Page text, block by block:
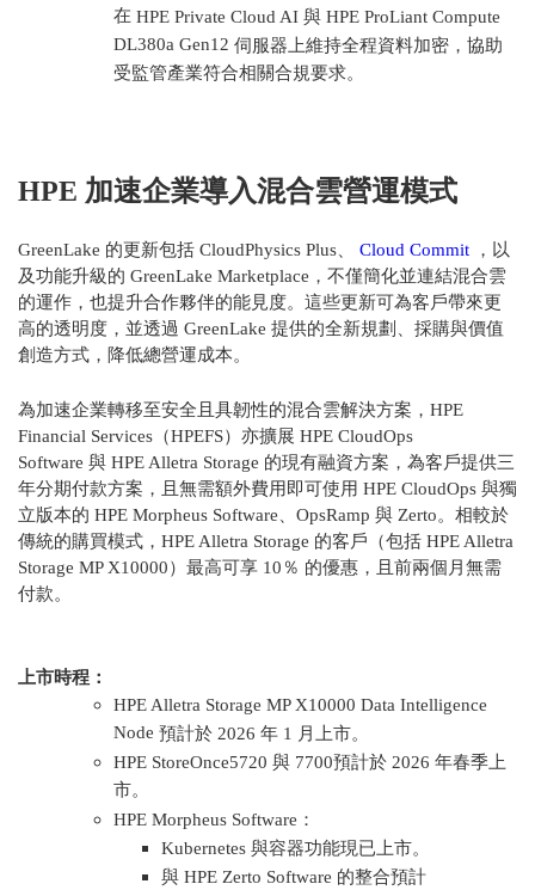
在 HPE Private Cloud AI 與 HPE ProLiant Compute
DL380a Gen12 伺服器上維持全程資料加密，協助
受監管產業符合相關合規要求。
HPE 加速企業導入混合雲營運模式
GreenLake 的更新包括 CloudPhysics Plus Cloud Commit
，以
及功能升級的 GreenLake Marketplace ，不僅簡化並連結混合雲
的運作，也提升合作夥伴的能見度。這些更新可為客戶帶來更
高的透明度，並透過 GreenLake 提供的全新規劃、採購與價值
創造方式，降低總營運成本。
為加速企業轉移至安全且具韌性的混合雲解決方案， HPE
Financial Services （HPEFS）亦擴展 HPE CloudOps
Software 與 HPE Alletra Storage 的現有融資方案，為客戶提供三
年分期付款方案，且無需額外費用即可使用 HPE CloudOps 與獨
立版本的 HPE Morpheus Software OpsRamp 與 Zerto。相較於
傳統的購買模式， HPE Alletra Storage 的客戶（包括 HPE Alletra
Storage MP X10000）最高可享 10 ％ 的優惠，且前兩個月無需
付款。
上市時程：
HPE Alletra Storage MP X10000 Data Intelligence
Node 預計於 2026 年 1
月上市。
HPE StoreOnce5720 與 7700預計於 2026 年春季上
市。
HPE Morpheus Software ：
Kubernetes 與容器功能現已上市。
與 HPE Zerto Software 的整合預計